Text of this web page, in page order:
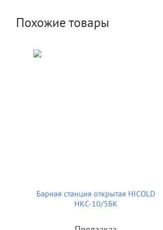
Похожие товары
Барная станция открытая HICOLD
НКС-10/5БК